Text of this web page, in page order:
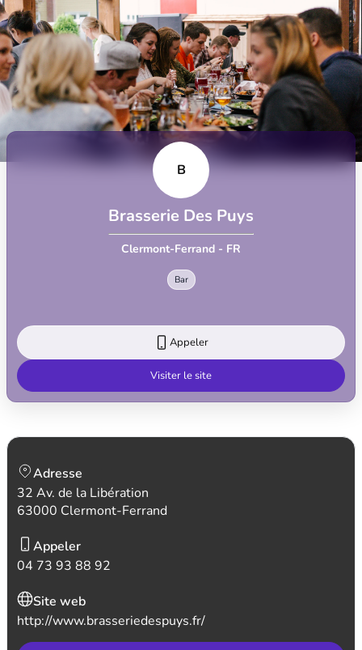
B
Brasserie Des Puys
Clermont-Ferrand - FR
Bar
Appeler
Visiter le site
Adresse
32 Av. de la Libération
63000 Clermont-Ferrand
Appeler
04 73 93 88 92
Site web
http://www.brasseriedespuys.fr/